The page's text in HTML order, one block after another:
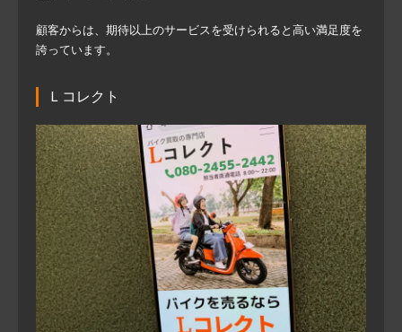
顧客からは、期待以上のサービスを受けられると高い満足度を
誇っています。
Ｌコレクト